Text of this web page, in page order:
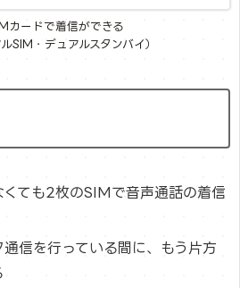
カードで着信ができる
SIM・デュアルスタンバイ）
ても2枚のSIMで音声通話の着信
信を行っている間に、もう片方